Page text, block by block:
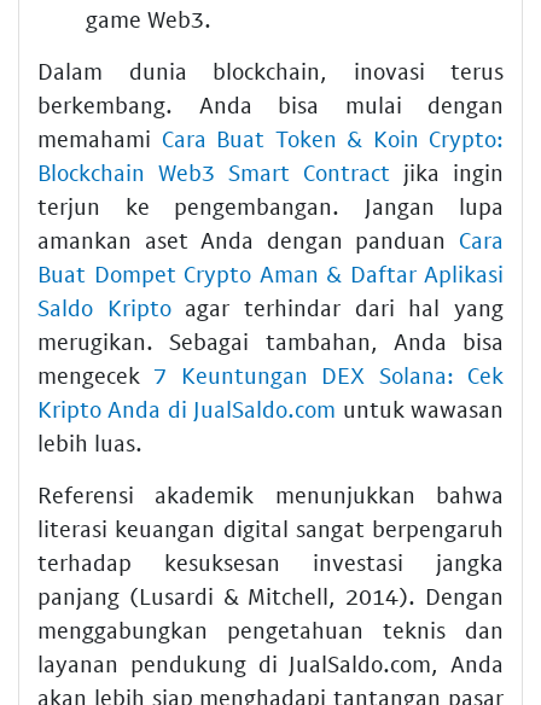
game Web3.
Dalam dunia blockchain, inovasi terus
berkembang. Anda bisa mulai dengan
memahami Cara Buat Token & Koin Crypto:
Blockchain Web3 Smart Contract jika ingin
terjun ke pengembangan. Jangan lupa
amankan aset Anda dengan panduan Cara
Buat Dompet Crypto Aman & Daftar Aplikasi
Saldo Kriptoagar terhindar dari hal yang
merugikan. Sebagai tambahan, Anda bisa
mengecek7 Keuntungan DEX Solana: Cek
Kripto Anda di JualSaldo.com untuk wawasan
lebih luas.
Referensi akademik menunjukkan bahwa
literasi keuangan digital sangat berpengaruh
terhadap kesuksesan investasi jangka
panjang (Lusardi & Mitchell, 2014). Dengan
menggabungkan pengetahuan teknis dan
layanan pendukung di JualSaldo.com, Anda
akan lebih siap menghadapi tantangan pasar